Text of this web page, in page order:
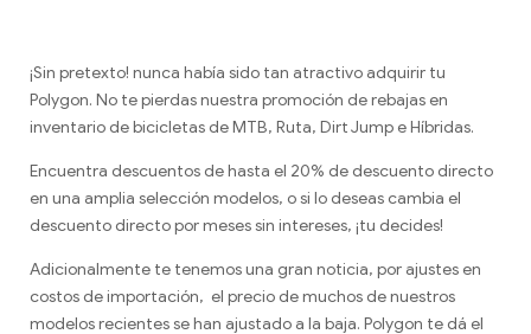
¡Sin pretexto! nunca había sido tan atractivo adquirir tu
Polygon. No te pierdas nuestra promoción de rebajas en
inventario de bicicletas de MTB, Ruta, Dirt Jump e Híbridas.
Encuentra descuentos de hasta el 20% de descuento directo
en una amplia selección modelos, o si lo deseas cambia el
descuento directo por meses sin intereses, ¡tu decides!
Adicionalmente te tenemos una gran noticia, por ajustes en
costos de importación, el precio de muchos de nuestros
modelos recientes se han ajustado a la baja. Polygon te dá el